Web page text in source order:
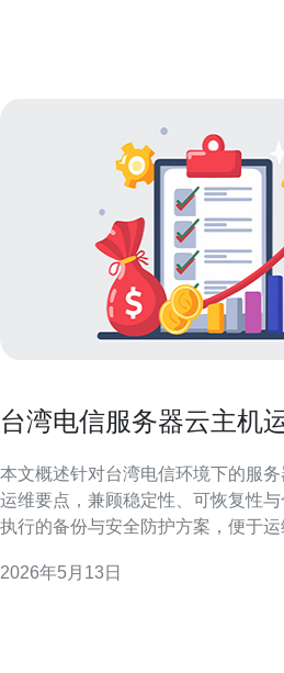
台湾电信服务器云主机
本文概述针对台湾电信环境下的服
运维要点，兼顾稳定性、可恢复性
执行的备份与安全防护方案，便于
中优先考虑可恢复性与分层防护？ 在电信类业务中，
2026年5月13日